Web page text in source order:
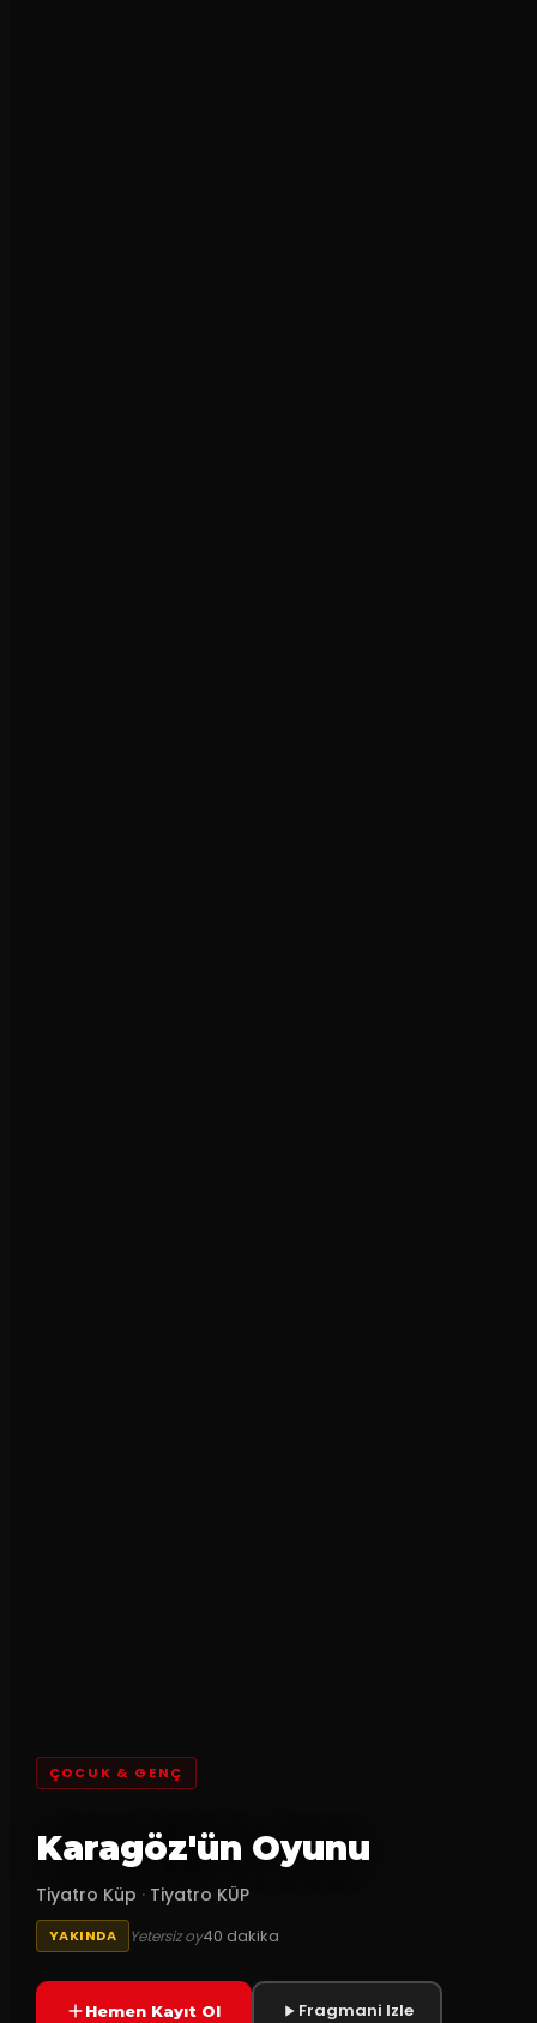
ÇOCUK & GENÇ
Karagöz'ün Oyunu
Tiyatro Küp · Tiyatro KÜP
YAKINDA Yetersiz oy40 dakika
Hemen Kayıt Ol Fragmani Izle